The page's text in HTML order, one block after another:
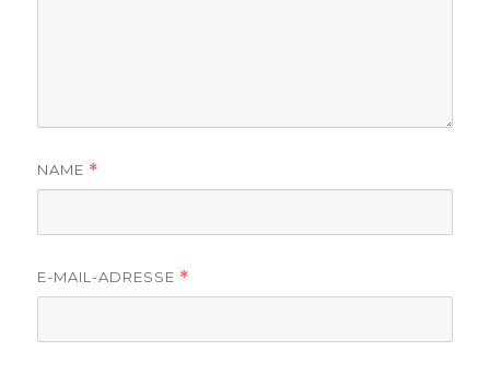
NAME *
E-MAIL-ADRESSE *